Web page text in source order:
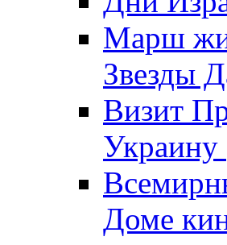
Марш
Звезды
Визит
Украину
Доме